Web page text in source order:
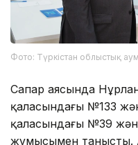
Фото: Түркістан облыстық
Сапар аясында Нұрлан
қаласындағы №133
қаласындағы №39
жұмысымен танысты.